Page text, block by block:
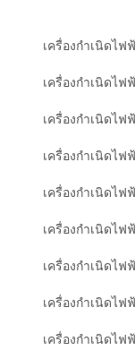
เครื่องกำเนิดไ
เครื่องกำเนิดไ
เครื่องกำเนิดไ
เครื่องกำเนิดไ
เครื่องกำเนิดไ
เครื่องกำเนิดไ
เครื่องกำเนิดไ
เครื่องกำเนิดไ
เครื่องกำเนิดไฟ